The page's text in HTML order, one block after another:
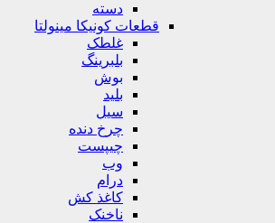
دسته
قطعات کونیکا مینولتا
غلطک
بلبرینگ
بوش
بلید
سیل
چرخ دنده
چیپست
وب
درام
کاغذ کش
ناخنک